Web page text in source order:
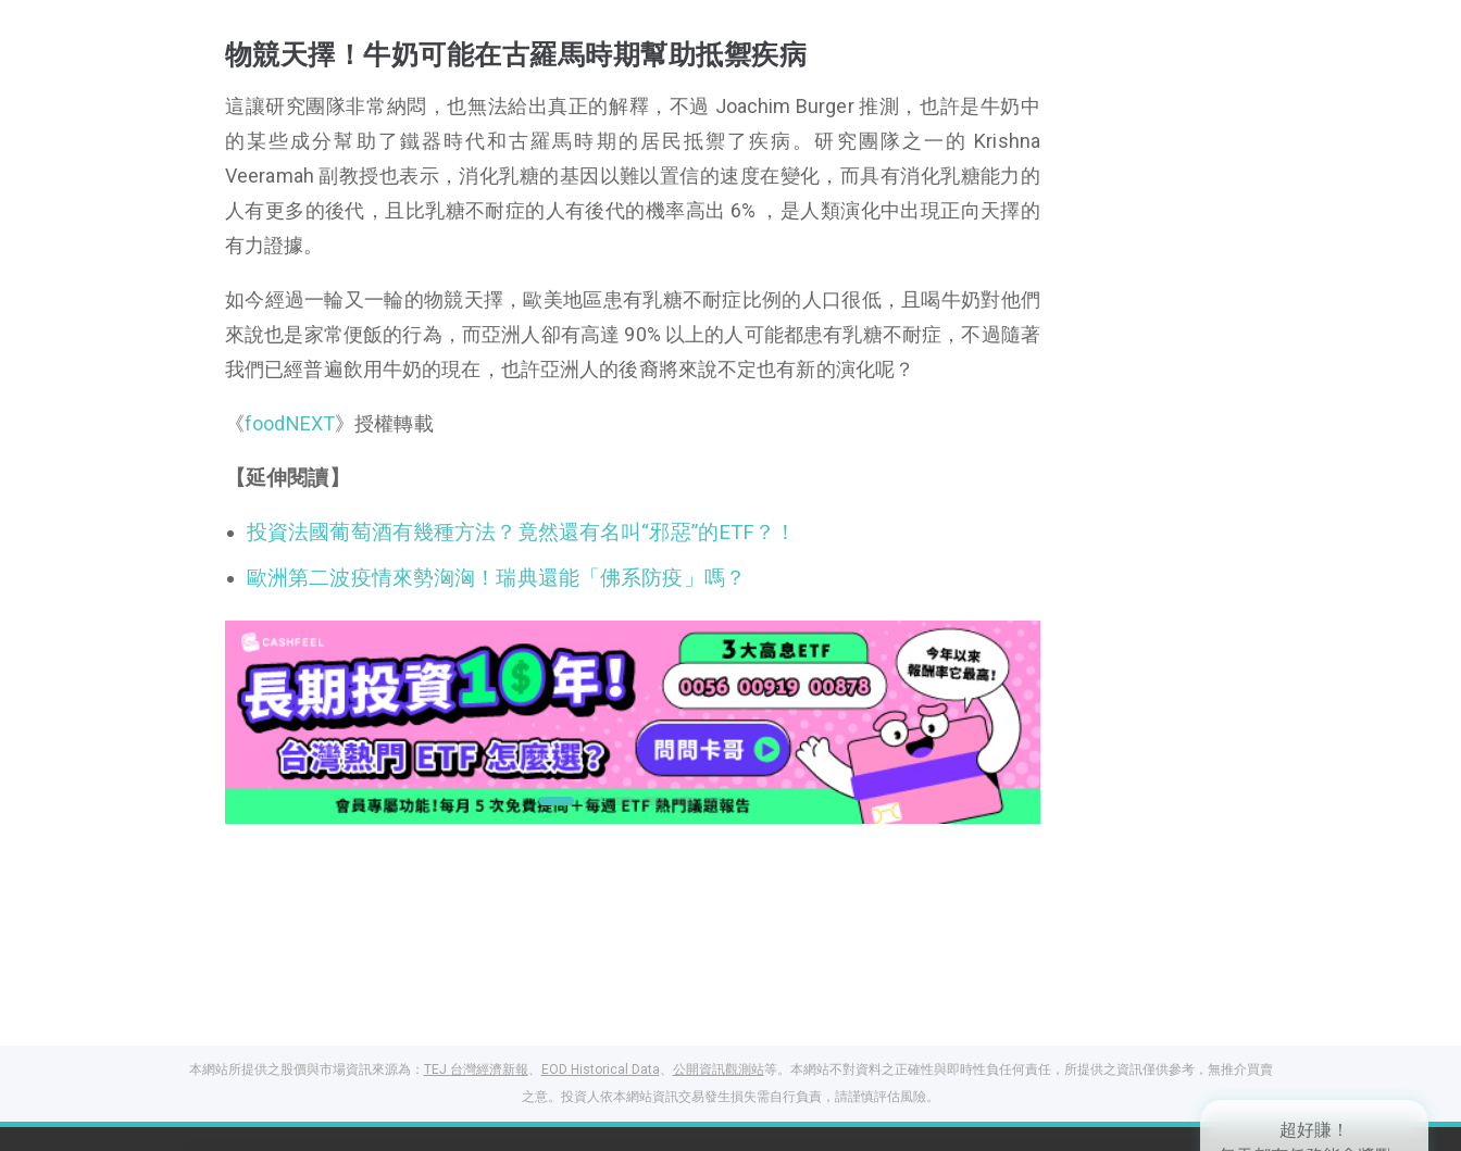
物競天擇！牛奶可能在古羅馬時期幫助抵禦疾病
這讓研究團隊非常納悶，也無法給出真正的解釋，不過 Joachim Burger 推測，也許是牛奶中
的某些成分幫助了鐵器時代和古羅馬時期的居民抵禦了疾病。研究團隊之一的 Krishna
Veeramah 副教授也表示，消化乳糖的基因以難以置信的速度在變化，而具有消化乳糖能力的
人有更多的後代，且比乳糖不耐症的人有後代的機率高出 6% ，是人類演化中出現正向天擇的
有力證據。
如今經過一輪又一輪的物競天擇，歐美地區患有乳糖不耐症比例的人口很低，且喝牛奶對他們
來說也是家常便飯的行為，而亞洲人卻有高達 90% 以上的人可能都患有乳糖不耐症，不過隨著
我們已經普遍飲用牛奶的現在，也許亞洲人的後裔將來說不定也有新的演化呢？
《foodNEXT》授權轉載
【延伸閱讀】
投資法國葡萄酒有幾種方法？竟然還有名叫“邪惡”的ETF？！
歐洲第二波疫情來勢洶洶！瑞典還能「佛系防疫」嗎？
本網站所提供之股價與市場資訊來源為： TEJ 台灣經濟新報、 EOD Historical Data、 公開資訊觀測站等。本網站不對資料之正確性與即時性負任何責任，所提供之資訊僅供參考，無推介買賣
之意。投資人依本網站資訊交易發生損失需自行負責，請謹慎評估風險。
感會員免費帶回